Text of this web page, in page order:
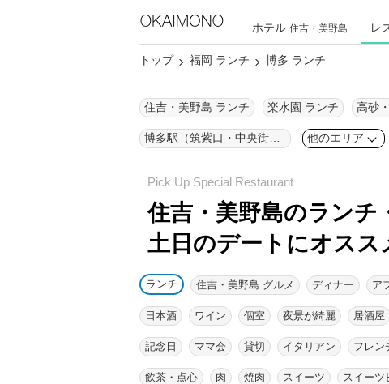
ホテル 住吉・美野島 レ
トップ 福岡 ランチ 博多 ランチ
住吉・美野島 ランチ 楽水園 ランチ 高砂
他のエリア
住吉・美野島のランチ
土日のデートにオスス
ランチ 住吉・美野島 グルメ ディナー ア
日本酒 ワイン 個室 夜景が綺麗 居酒屋
記念日 ママ会 貸切 イタリアン フレン
飲茶・点心 肉 焼肉 スイーツ スイーツ